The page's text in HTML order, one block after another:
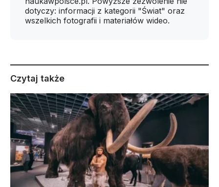
dotyczy: informacji z kategorii "Świat" oraz
wszelkich fotografii i materiałów wideo.
Czytaj także